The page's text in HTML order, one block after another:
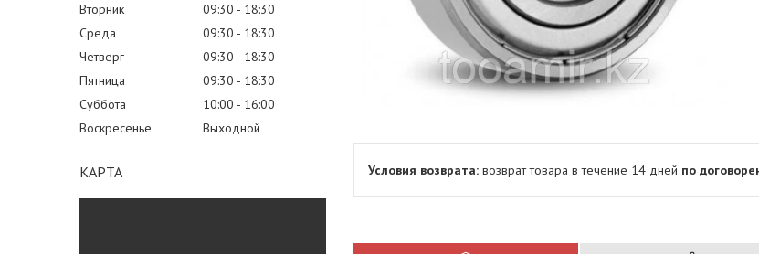
Вторник
09:30
18:30
Среда
09:30
18:30
Четверг
09:30
18:30
Пятница
09:30
18:30
Суббота
10:00
16:00
Воскресенье
Выходной
КАРТА возврат товара в течение 14 дней по